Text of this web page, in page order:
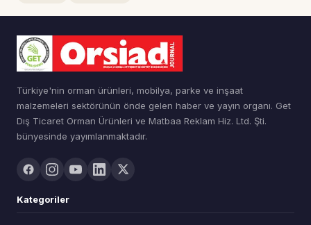
Türkiye'nin orman ürünleri, mobilya, parke ve inşaat
malzemeleri sektörünün önde gelen haber ve yayın organı. Get
Dış Ticaret Orman Ürünleri ve Matbaa Reklam Hiz. Ltd. Şti.
bünyesinde yayımlanmaktadır.
Kategoriler